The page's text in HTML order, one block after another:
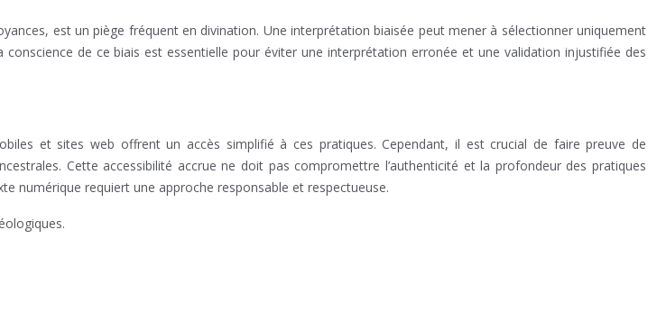
est un piège fréquent en divination. Une interprétation biaisée peut mener à sélectionner uniquement
de ce biais est essentielle pour éviter une interprétation erronée et une validation injustifiée des
et sites web offrent un accès simplifié à ces pratiques. Cependant, il est crucial de faire preuve de
Cette accessibilité accrue ne doit pas compromettre l’authenticité et la profondeur des pratiques
numérique requiert une approche responsable et respectueuse.